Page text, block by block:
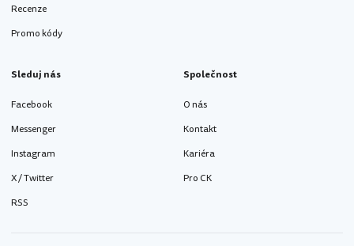
Recenze
Promo kódy
Sleduj nás
Facebook
Messenger
Instagram
X / Twitter
RSS
Společnost
O nás
Kontakt
Kariéra
Pro CK